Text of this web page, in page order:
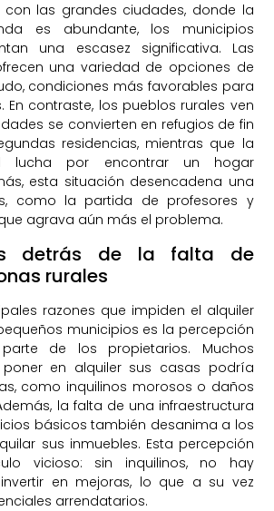
con las grandes ciudades, donde la
es abundante, los municipios
una escasez significativa. Las
una variedad de opciones de
condiciones más favorables para
En contraste, los pueblos rurales ven
se convierten en refugios de fin
residencias, mientras que la
lucha por encontrar un hogar
esta situación desencadena una
como la partida de profesores y
agrava aún más el problema.
detrás de la falta de
rurales
razones que impiden el alquiler
municipios es la percepción
de los propietarios. Muchos
en alquiler sus casas podría
como inquilinos morosos o daños
la falta de una infraestructura
básicos también desanima a los
sus inmuebles. Esta percepción
vicioso: sin inquilinos, no hay
en mejoras, lo que a su vez
arrendatarios.